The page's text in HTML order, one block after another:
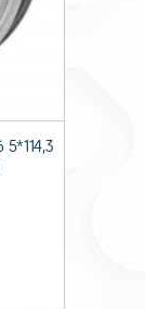
5*114,3